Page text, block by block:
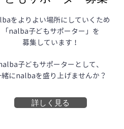
をよりよい場所にしていくため
「nalba子どもサポーター」を
募集しています！
子どもサポーターとして、
緒にnalbaを盛り上げませんか？
詳しく見る